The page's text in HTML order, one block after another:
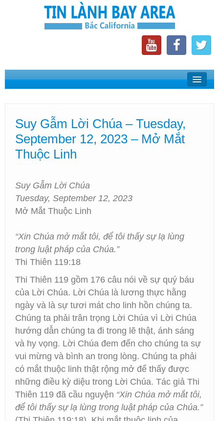
Home
Phát Thanh Tin Lành Bay Area
Các Hội Thánh Bắc California
Suy Gẫm Lời Chúa – Tuesday,
September 12, 2023 – Mở Mắt
Thuộc Linh
Suy Gẫm Lời Chúa
Tuesday, September 12, 2023
Mở Mắt Thuộc Linh
“Xin Chúa mở mắt tôi, để tôi thấy sự lạ lùng
trong luật pháp của Chúa.”
Thi Thiên 119:18
Thi Thiên 119 gồm 176 câu nói về sự quý báu
của Lời Chúa. Lời Chúa là lương thực hằng
ngày và là sự tươi mát cho linh hồn chúng ta.
Chúng ta phải trân trọng Lời Chúa vì Lời Chúa
hướng dẫn chúng ta đi trong lẽ thật, ánh sáng
và hy vọng. Lời Chúa đem đến cho chúng ta sự
vui mừng và bình an trong lòng. Chúng ta phải
có mắt thuộc linh thật rộng mở để thấy được
những điều kỳ diệu trong Lời Chúa. Tác giả Thi
Thiên 119 đã cầu nguyện “Xin Chúa mở mắt tôi,
để tôi thấy sự lạ lùng trong luật pháp của Chúa.”